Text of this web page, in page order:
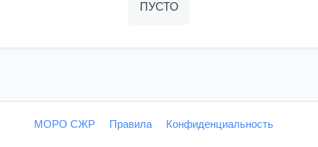
ПУСТО
МОРО СЖР Правила Конфиденциальность